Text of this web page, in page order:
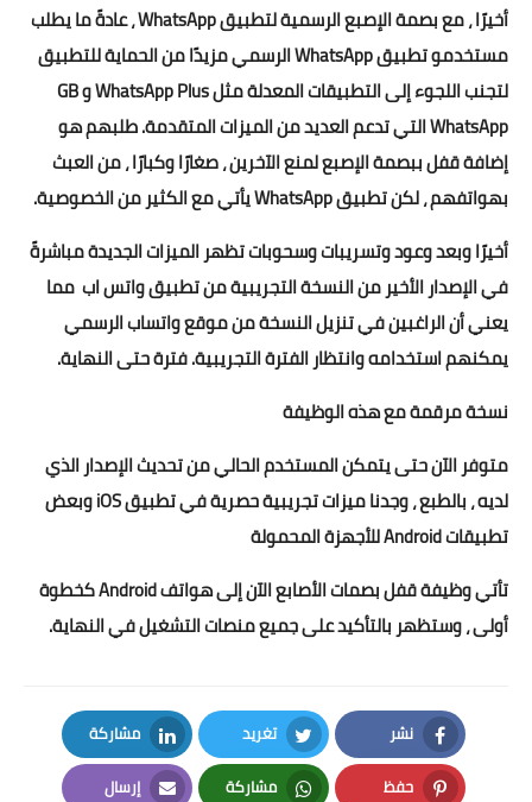
أخيرًا ، مع بصمة الإصبع الرسمية لتطبيق WhatsApp ، عادةً ما يطلب
مستخدمو تطبيق WhatsApp الرسمي مزيدًا من الحماية للتطبيق
لتجنب اللجوء إلى التطبيقات المعدلة مثل WhatsApp Plus و GB
WhatsApp التي تدعم العديد من الميزات المتقدمة. طلبهم هو
إضافة قفل ببصمة الإصبع لمنع الآخرين ، صغارًا وكبارًا ، من العبث
بهواتفهم ، لكن تطبيق WhatsApp يأتي مع الكثير من الخصوصية.
أخيرًا وبعد وعود وتسريبات وسحوبات تظهر الميزات الجديدة مباشرةً
في الإصدار الأخير من النسخة التجريبية من تطبيق واتس اب مما
يعني أن الراغبين في تنزيل النسخة من موقع واتساب الرسمي
يمكنهم استخدامه وانتظار الفترة التجريبية. فترة حتى النهاية.
نسخة مرقمة مع هذه الوظيفة
متوفر الآن حتى يتمكن المستخدم الحالي من تحديث الإصدار الذي
لديه ، بالطبع ، وجدنا ميزات تجريبية حصرية في تطبيق iOS وبعض
تطبيقات Android للأجهزة المحمولة
تأتي وظيفة قفل بصمات الأصابع الآن إلى هواتف Android كخطوة
أولى ، وستظهر بالتأكيد على جميع منصات التشغيل في النهاية.
نشر
Facebook
تغريد
Twitter
مشاركة
LinkedIn
حفظ مشاركة إرسال